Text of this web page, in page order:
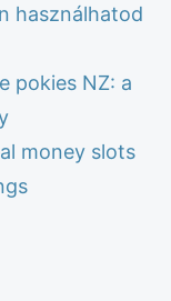
használhatod
pokies NZ: a
money slots